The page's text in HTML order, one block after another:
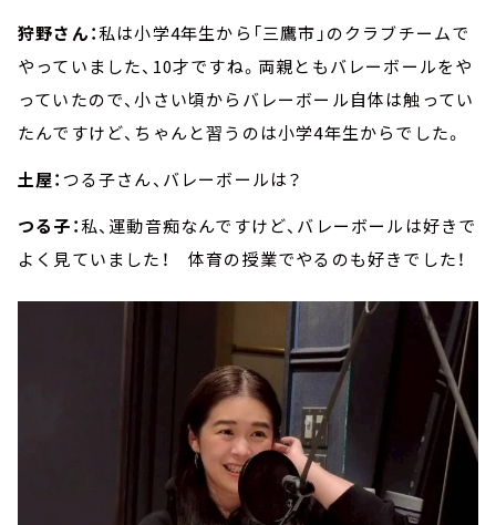
狩野さん：私は小学4年生から「三鷹市」のクラブチームで
やっていました、10才ですね。両親ともバレーボールをや
っていたので、小さい頃からバレーボール自体は触ってい
たんですけど、ちゃんと習うのは小学4年生からでした。
土屋： つる子さん、バレーボールは？
つる子：私、運動音痴なんですけど、バレーボールは好きで
よく見ていました！ 体育の授業でやるのも好きでした！